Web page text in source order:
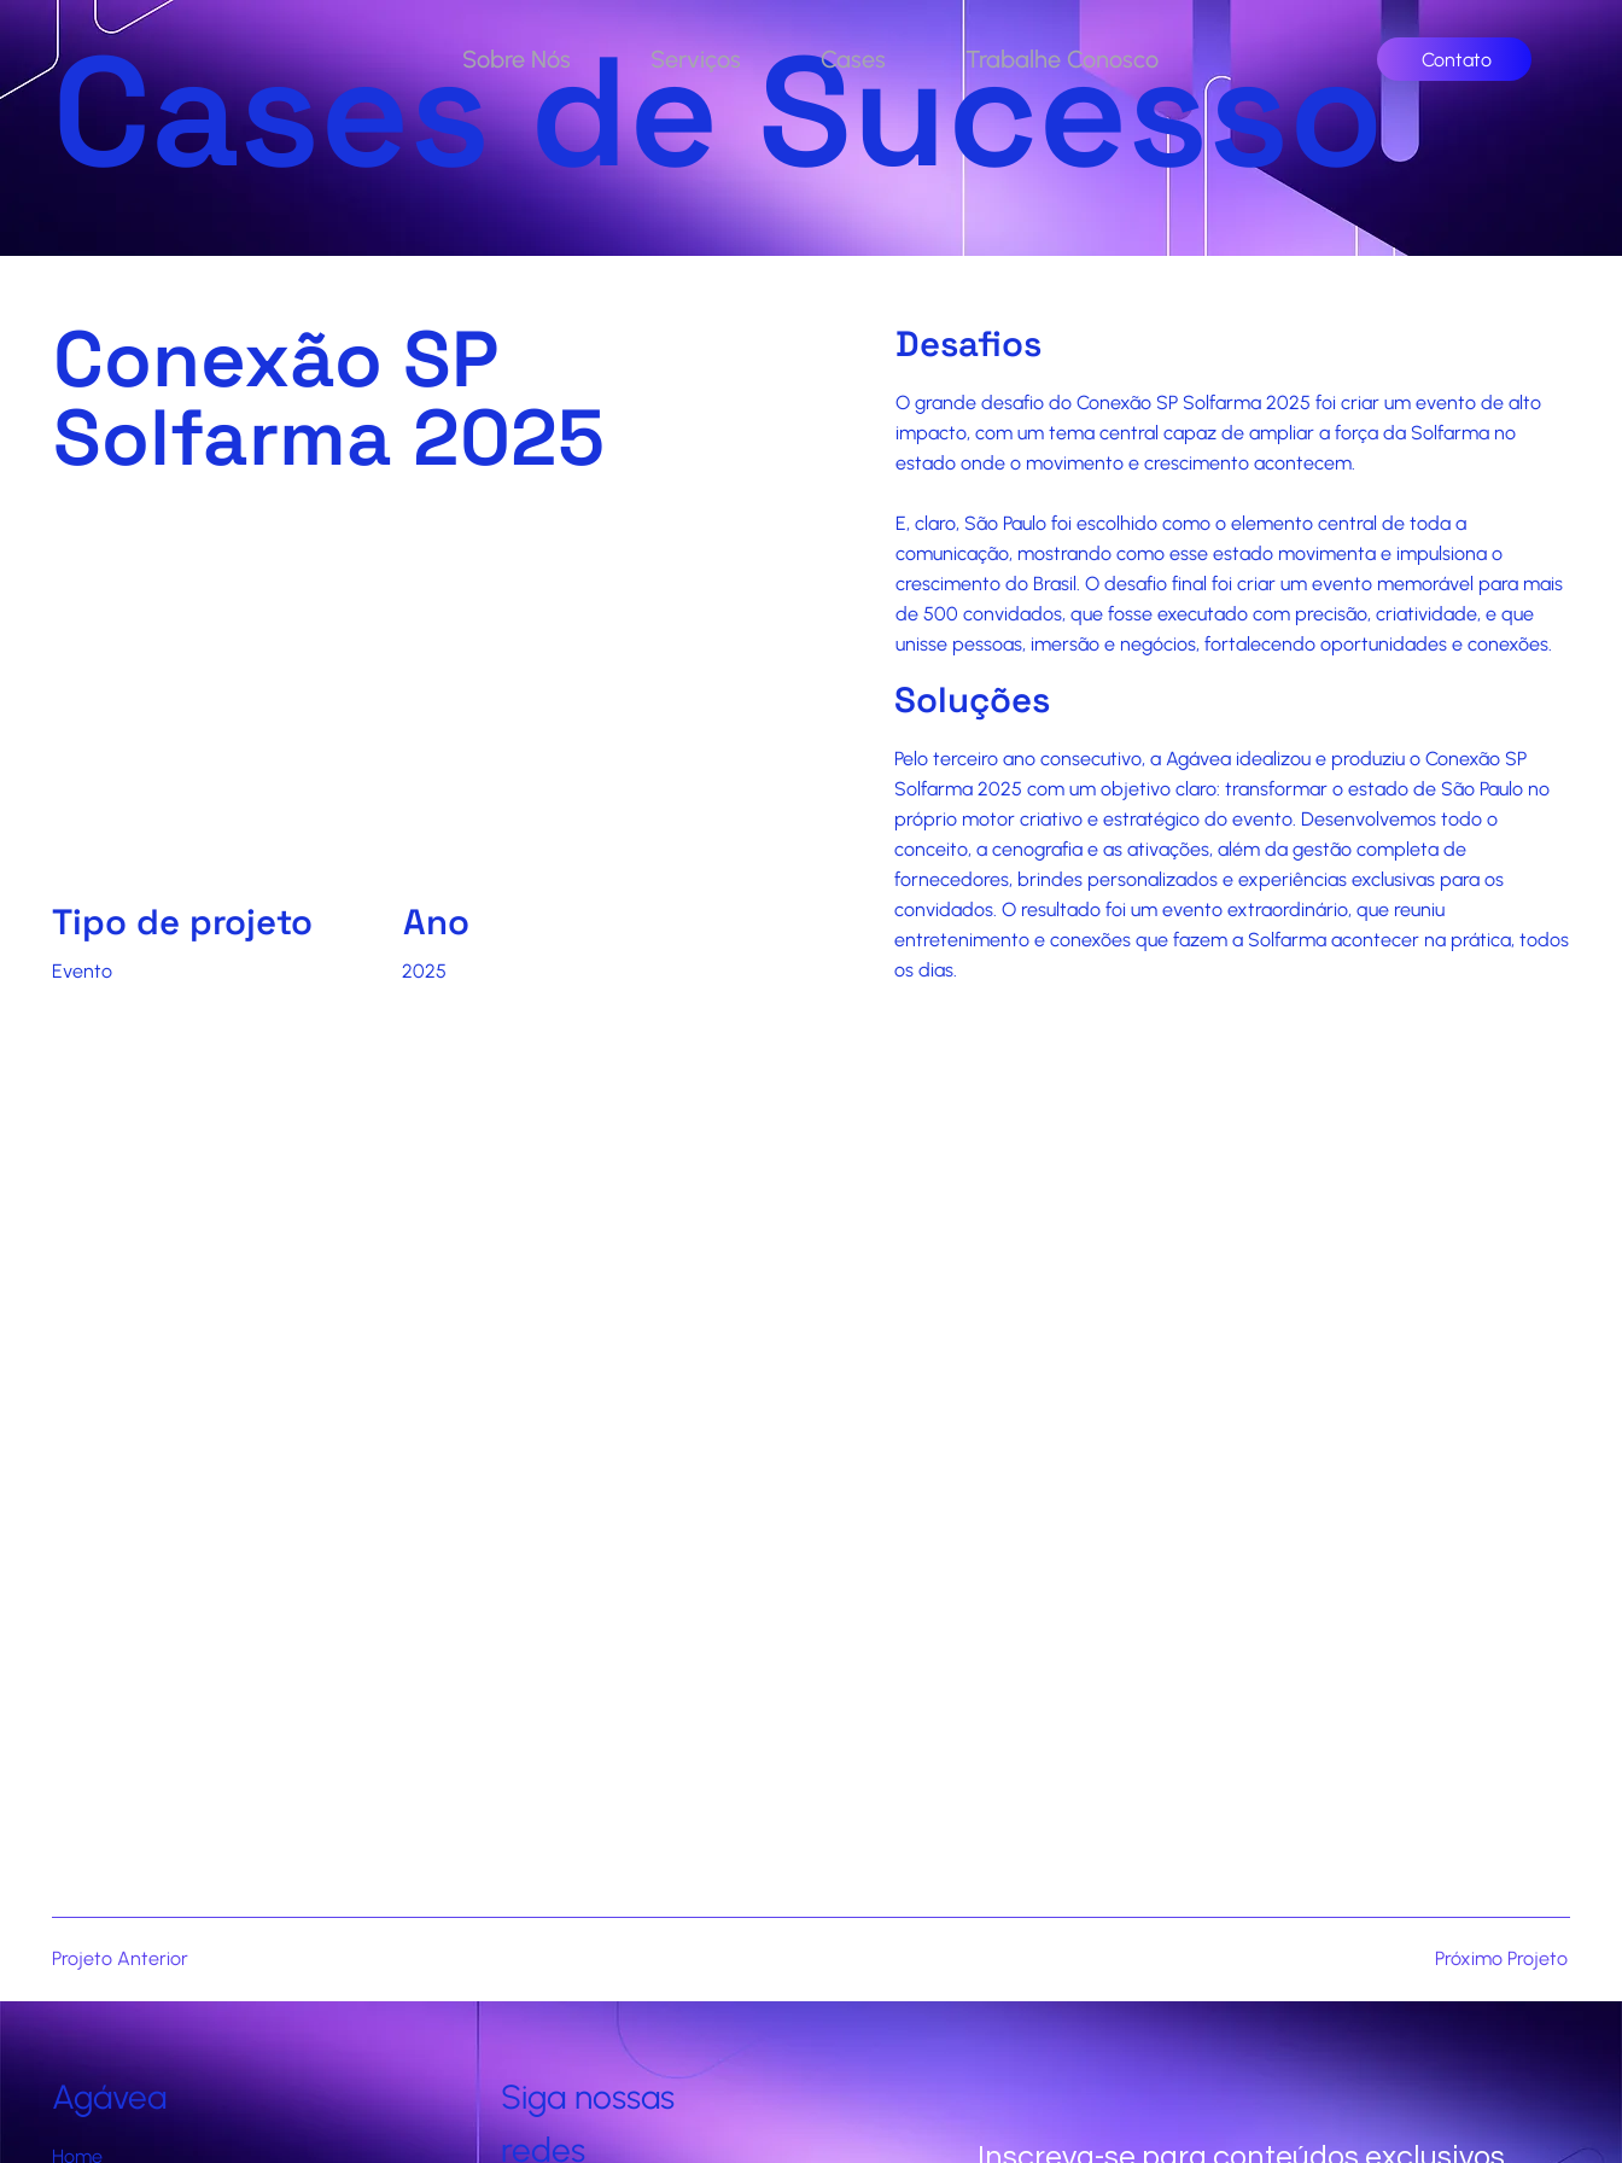
Contato
Sobre Nós Serviços Cases Trabalhe Conosco
Cases de Sucesso
Desafios
O grande desafio do Conexão SP Solfarma 2025 foi criar um evento de alto
impacto, com um tema central capaz de ampliar a força da Solfarma no
estado onde o movimento e crescimento acontecem.
E, claro, São Paulo foi escolhido como o elemento central de toda a
comunicação, mostrando como esse estado movimenta e impulsiona o
crescimento do Brasil. O desafio final foi criar um evento memorável para mais
de 500 convidados, que fosse executado com precisão, criatividade, e que
unisse pessoas, imersão e negócios, fortalecendo oportunidades e conexões.
Conexão SP
Solfarma 2025
Tipo de projeto
Evento
Ano
2025
Soluções
Pelo terceiro ano consecutivo, a Agávea idealizou e produziu o Conexão SP
Solfarma 2025 com um objetivo claro: transformar o estado de São Paulo no
próprio motor criativo e estratégico do evento. Desenvolvemos todo o
conceito, a cenografia e as ativações, além da gestão completa de
fornecedores, brindes personalizados e experiências exclusivas para os
convidados. O resultado foi um evento extraordinário, que reuniu
entretenimento e conexões que fazem a Solfarma acontecer na prática, todos
os dias.
Projeto Anterior Próximo Projeto
Siga nossas
redes
Agávea
Home